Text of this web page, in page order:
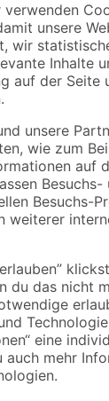
und Aktionen
Versandarten